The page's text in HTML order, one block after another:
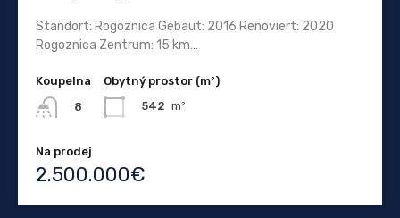
Standort: Rogoznica Gebaut: 2016 Renoviert: 2020
Rogoznica Zentrum: 15 km…
Koupelna
8
Obytný prostor (m²)
542 m²
Na prodej
2.500.000€